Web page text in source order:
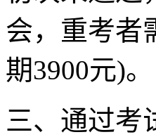
会，重考者
期3900元)。
三、通过考